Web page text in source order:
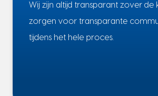
Wij zijn altijd transparant zover de
zorgen voor transparante
tijdens het hele proces.